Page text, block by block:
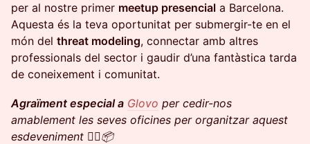
per al nostre primer meetup presencial a Barcelona.
Aquesta és la teva oportunitat per submergir-te en el
món del threat modeling, connectar amb altres
professionals del sector i gaudir d’una fantàstica tarda
de coneixement i comunitat.
Agraïment especial a Glovo per cedir-nos
amablement les seves oficines per organitzar aquest
esdeveniment 🚴‍♂️📦